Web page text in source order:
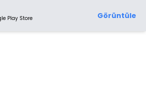
Play Store Görüntüle